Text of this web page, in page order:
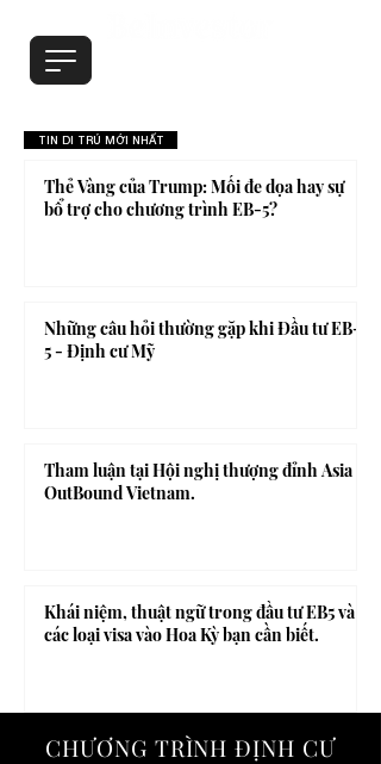
TIN DI TRÚ MỚI NHẤT
Thẻ Vàng của Trump: Mối đe dọa hay sự
bổ trợ cho chương trình EB-5?
Những câu hỏi thường gặp khi Đầu tư EB-
5 - Định cư Mỹ
Tham luận tại Hội nghị thượng đỉnh Asia
OutBound Vietnam.
Khái niệm, thuật ngữ trong đầu tư EB5 và
các loại visa vào Hoa Kỳ bạn cần biết.
CHƯƠNG TRÌNH ĐỊNH CƯ